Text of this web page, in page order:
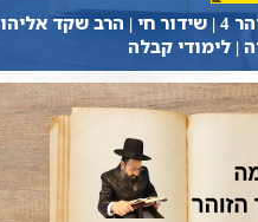
הקדמה לספר הזוהר 4 | שידור חי | הרב שקד אליהו
| לימודי קבלה